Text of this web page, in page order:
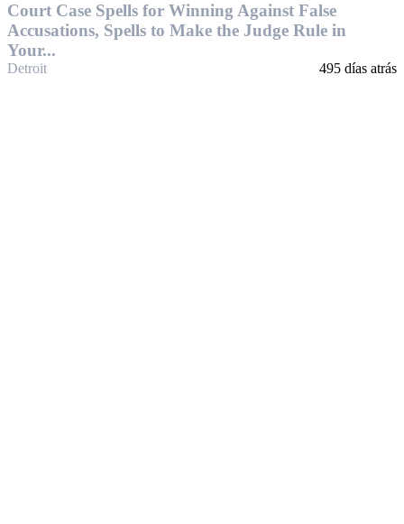
Court Case Spells for Winning Against False
Accusations, Spells to Make the Judge Rule in
Your...
Detroit 495 días atrás